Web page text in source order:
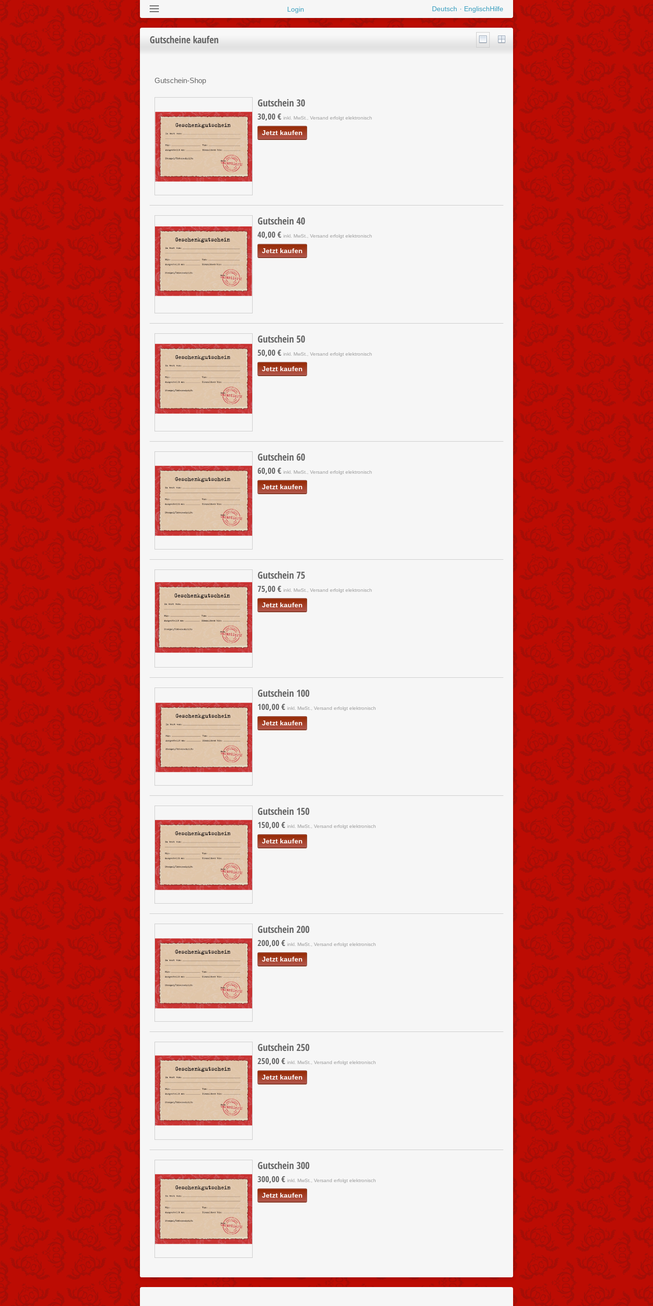
Login Deutsch EnglischHilfe
Gutscheine kaufen
Gutschein-Shop
Gutschein 30
30,00 € inkl. MwSt., Versand erfolgt elektronisch
Jetzt kaufen
Gutschein 40
40,00 € inkl. MwSt., Versand erfolgt elektronisch
Jetzt kaufen
Gutschein 50
50,00 € inkl. MwSt., Versand erfolgt elektronisch
Jetzt kaufen
Gutschein 60
60,00 € inkl. MwSt., Versand erfolgt elektronisch
Jetzt kaufen
Gutschein 75
75,00 € inkl. MwSt., Versand erfolgt elektronisch
Jetzt kaufen
Gutschein 100
100,00 € inkl. MwSt., Versand erfolgt elektronisch
Jetzt kaufen
Gutschein 150
150,00 € inkl. MwSt., Versand erfolgt elektronisch
Jetzt kaufen
Gutschein 200
200,00 € inkl. MwSt., Versand erfolgt elektronisch
Jetzt kaufen
Gutschein 250
250,00 € inkl. MwSt., Versand erfolgt elektronisch
Jetzt kaufen
Gutschein 300
300,00 € inkl. MwSt., Versand erfolgt elektronisch
Jetzt kaufen